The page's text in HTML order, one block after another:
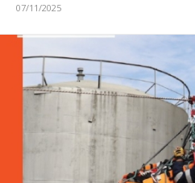
07/11/2025